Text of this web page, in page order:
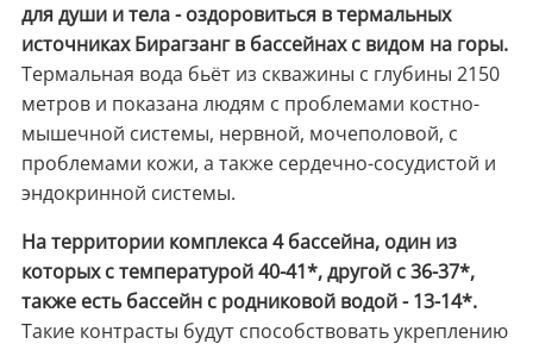
для души и тела - оздоровиться в термальных
источниках Бирагзанг в бассейнах с видом на горы.
Термальная вода бьёт из скважины с глубины 2150
метров и показана людям с проблемами костно-
мышечной системы, нервной, мочеполовой, с
проблемами кожи, а также сердечно-сосудистой и
эндокринной системы.
На территории комплекса 4 бассейна, один из
которых с температурой 40-41*, другой с 36-37*,
также есть бассейн с родниковой водой - 13-14*.
Такие контрасты будут способствовать укреплению